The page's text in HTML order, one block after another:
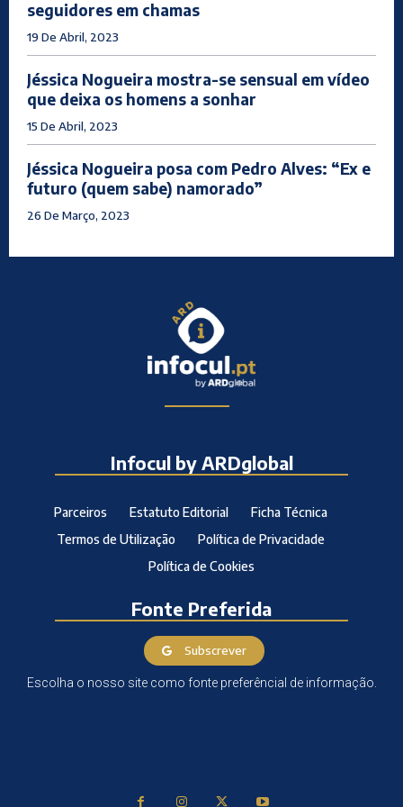
seguidores em chamas
19 De Abril, 2023
Jéssica Nogueira mostra-se sensual em vídeo
que deixa os homens a sonhar
15 De Abril, 2023
Jéssica Nogueira posa com Pedro Alves: “Ex e
futuro (quem sabe) namorado”
26 De Março, 2023
Infocul by ARDglobal
Parceiros Estatuto Editorial
Ficha Técnica
Termos de Utilização
Política de Privacidade
Política de Cookies
Fonte Preferida
Subscrever
Escolha o nosso site como fonte preferêncial de informação.